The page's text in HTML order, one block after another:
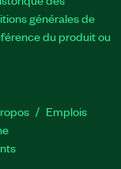
générales de
du produit ou
Emplois